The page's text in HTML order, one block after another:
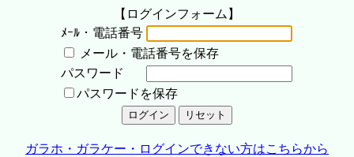
【ログインフォーム】
ﾒｰﾙ・電話番号
メール・電話番号を保存
パスワード
パスワードを保存
ガラホ・ガラケー・ログインできない方はこちらから